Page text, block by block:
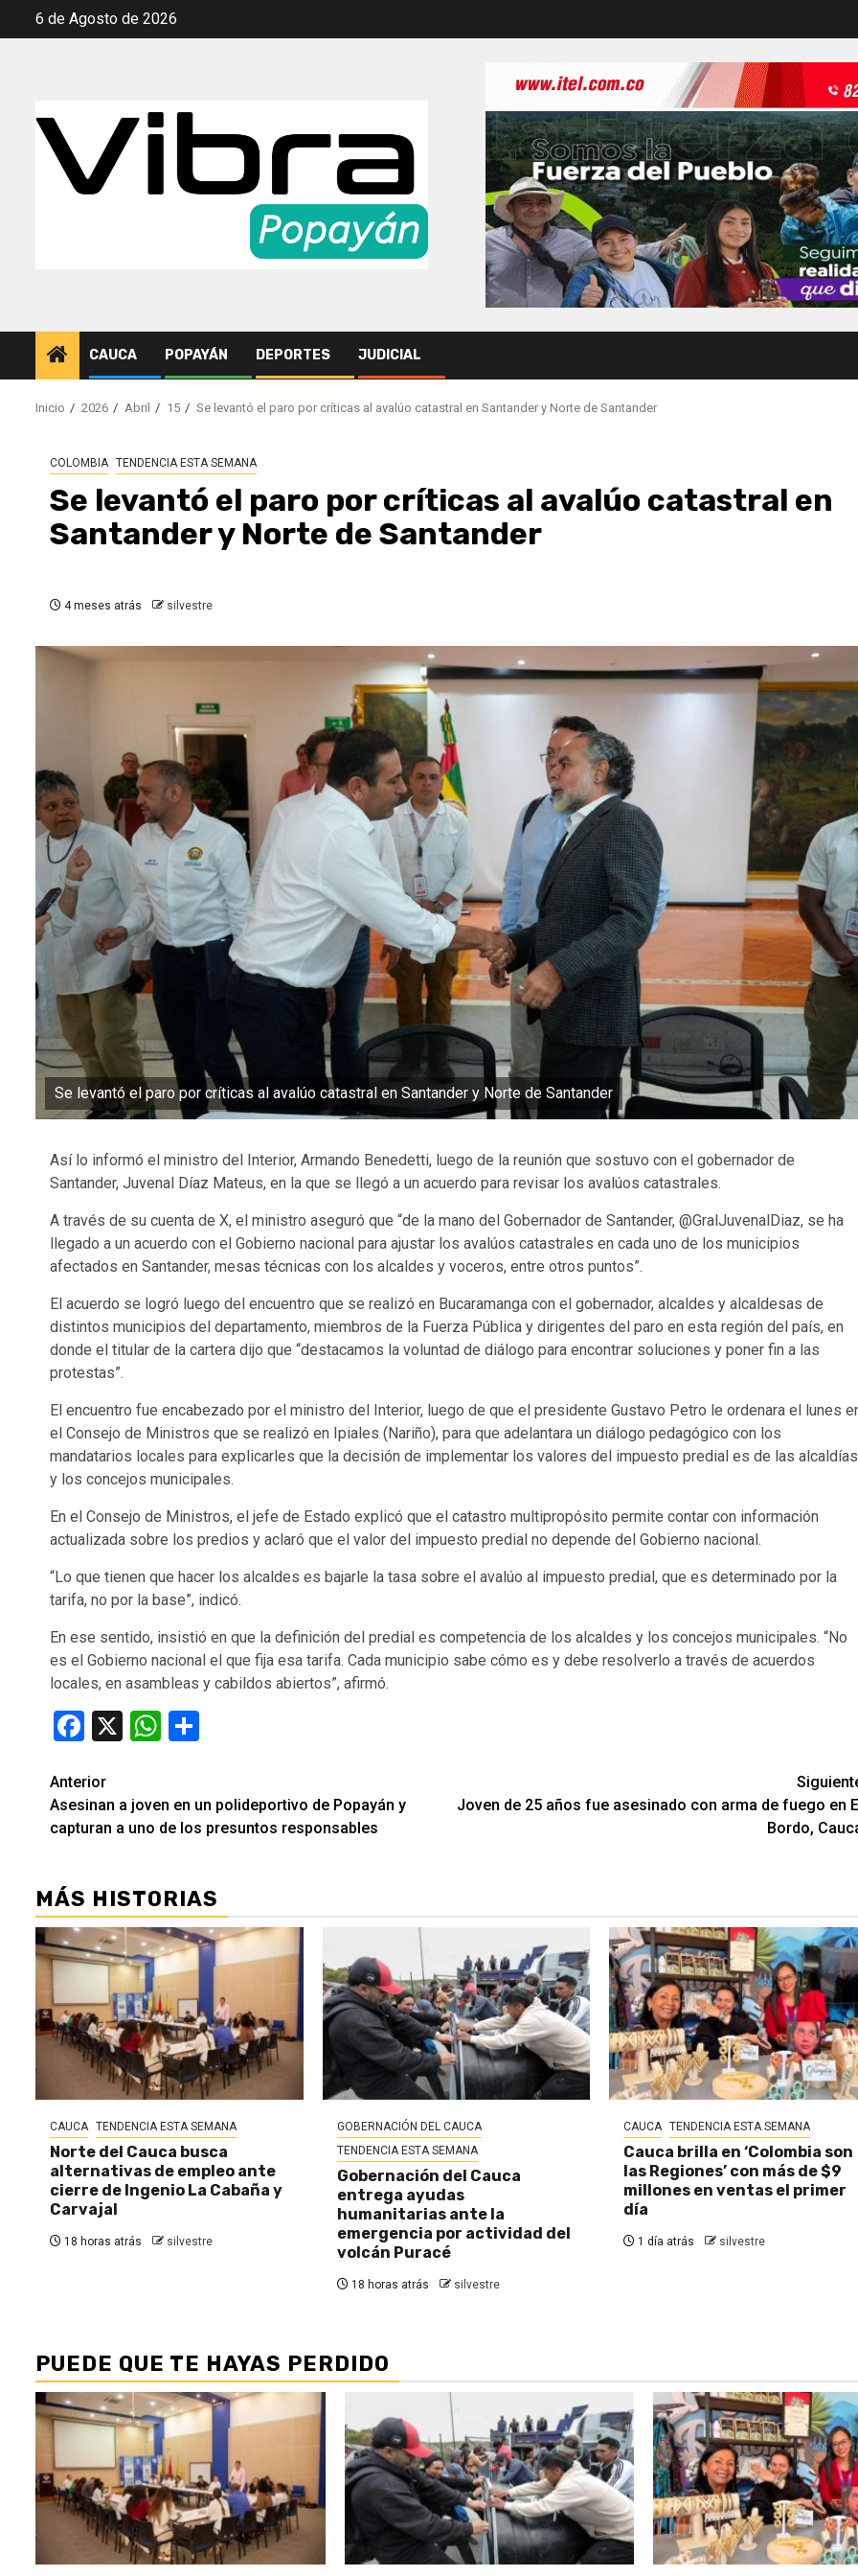
Saltar6 de Agosto de 2026
CAUCA POPAYÁN DEPORTES JUDICIAL
Inicio 2026 Abril 15 Se levantó el paro por críticas al avalúo catastral en Santander y Norte de Santander
COLOMBIA TENDENCIA ESTA SEMANA
Se levantó el paro por críticas al avalúo catastral en
Santander y Norte de Santander
4 meses atrás silvestre
Se levantó el paro por críticas al avalúo catastral en Santander y Norte de Santander
Así lo informó el ministro del Interior, Armando Benedetti, luego de la reunión que sostuvo con el gobernador de
Santander, Juvenal Díaz Mateus, en la que se llegó a un acuerdo para revisar los avalúos catastrales.
A través de su cuenta de X, el ministro aseguró que “de la mano del Gobernador de Santander, @GralJuvenalDiaz, se ha
llegado a un acuerdo con el Gobierno nacional para ajustar los avalúos catastrales en cada uno de los municipios
afectados en Santander, mesas técnicas con los alcaldes y voceros, entre otros puntos”.
El acuerdo se logró luego del encuentro que se realizó en Bucaramanga con el gobernador, alcaldes y alcaldesas de
distintos municipios del departamento, miembros de la Fuerza Pública y dirigentes del paro en esta región del país, en
donde el titular de la cartera dijo que “destacamos la voluntad de diálogo para encontrar soluciones y poner fin a las
protestas”.
El encuentro fue encabezado por el ministro del Interior, luego de que el presidente Gustavo Petro le ordenara el lunes
el Consejo de Ministros que se realizó en Ipiales (Nariño), para que adelantara un diálogo pedagógico con los
mandatarios locales para explicarles que la decisión de implementar los valores del impuesto predial es de las alcaldías
y los concejos municipales.
En el Consejo de Ministros, el jefe de Estado explicó que el catastro multipropósito permite contar con información
actualizada sobre los predios y aclaró que el valor del impuesto predial no depende del Gobierno nacional.
“Lo que tienen que hacer los alcaldes es bajarle la tasa sobre el avalúo al impuesto predial, que es determinado por la
tarifa, no por la base”, indicó.
En ese sentido, insistió en que la definición del predial es competencia de los alcaldes y los concejos municipales. “No
es el Gobierno nacional el que fija esa tarifa. Cada municipio sabe cómo es y debe resolverlo a través de acuerdos
locales, en asambleas y cabildos abiertos”, afirmó.
Facebook
X WhatsApp
Seguir
leyendo
Anterior
Asesinan a joven en un polideportivo de Popayán y
capturan a uno de los presuntos responsables
Joven de 25 años fue asesinado con arma de fuego en
Bordo,
MÁS HISTORIAS
CAUCA TENDENCIA ESTA SEMANA
Norte del Cauca busca
alternativas de empleo ante
cierre de Ingenio La Cabaña y
Carvajal
18 horas atrás silvestre
GOBERNACIÓN DEL CAUCA
TENDENCIA ESTA SEMANA
Gobernación del Cauca
entrega ayudas
humanitarias ante la
emergencia por actividad del
volcán Puracé
18 horas atrás silvestre
CAUCA TENDENCIA ESTA SEMANA
Cauca brilla en ‘Colombia son
las Regiones’ con más de $9
millones en ventas el primer
día
1 día atrás silvestre
PUEDE QUE TE HAYAS PERDIDO